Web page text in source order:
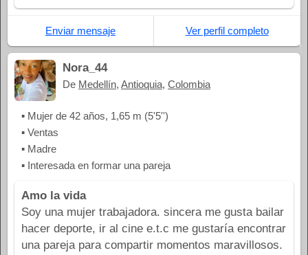
Enviar mensaje Ver perfil completo
Nora_44
De Medellín, Antioquia, Colombia
▪ Mujer de 42 años, 1,65 m (5'5'')
▪ Ventas
▪ Madre
▪ Interesada en formar una pareja
Amo la vida
Soy una mujer trabajadora. sincera me gusta bailar
hacer deporte, ir al cine e.t.c me gustaría encontrar
una pareja para compartir momentos maravillosos.